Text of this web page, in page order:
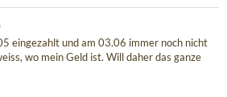
eingezahlt und am 03.06 immer noch nicht
wo mein Geld ist. Will daher das ganze